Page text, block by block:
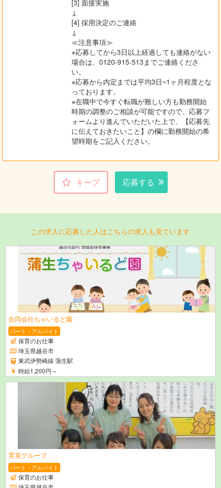
[3] 面接実施
↓
[4] 採用決定のご連絡
↓
≪注意事項≫
※応募してから3日以上経過しても連絡がない
場合は、0120-915-513までご連絡くださ
い。
※応募から内定までは平均3日~1ヶ月程度とな
っております。
※在職中で今すぐ転職が難しい方も勤務開始
時期の調整のご相談が可能ですので、応募フ
ォームより進んでいただいた上で、【応募先
に伝えておきたいこと】の欄に勤務開始の希
望時期をご記入ください。
キープ 応募する
この求人に応募した人はこちらの求人も見ています
合同会社ちゃいるど園
パート・アルバイト
保育のお仕事
埼玉県越谷市
東武伊勢崎線 蒲生駅
時給1,200円～
育英グループ
パート・アルバイト
保育のお仕事